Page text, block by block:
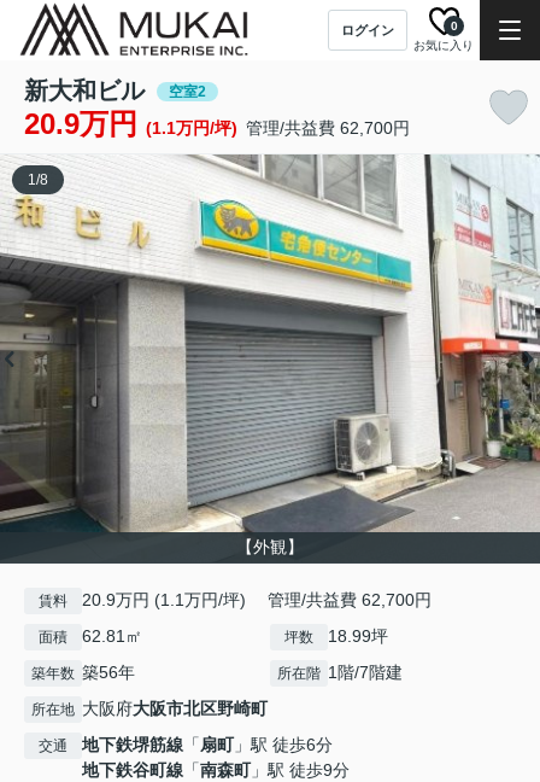
ログイン
お気に入り
0
新大和ビル 空室2
20.9万円 (1.1万円/坪) 管理/共益費 62,700円
【外観】
1/8
賃料 20.9万円 (1.1万円/坪) 管理/共益費 62,700円
面積 62.81㎡ 坪数 18.99坪
築年数 築56年 所在階 1階/7階建
所在地 大阪府大阪市北区野崎町
交通 地下鉄堺筋線 「扇町」駅 徒歩6分
地下鉄谷町線 「南森町」駅 徒歩9分